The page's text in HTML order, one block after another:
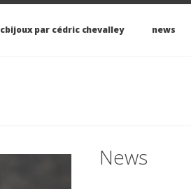
cbijoux par cédric chevalley news
News